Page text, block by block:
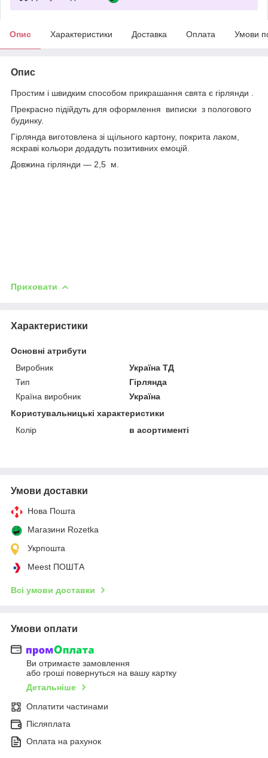
Опис Характеристики Доставка Оплата Умови
Опис
Простим і швидким способом прикрашання свята є гірлянди .
Прекрасно підійдуть для оформлення виписки з пологового
будинку.
Гірлянда виготовлена зі щільного картону, покрита лаком,
яскраві кольори додадуть позитивних емоцій.
Довжина гірлянди — 2,5 м.
Приховати
Характеристики
Основні атрибути
Виробник
Україна ТД
Тип
Гірлянда
Країна виробник
Україна
Користувальницькі характеристики
Колір
в асортименті
Умови доставки
Нова Пошта
Магазини Rozetka
Укрпошта
Meest ПОШТА
Всі умови доставки
Умови оплати
Ви отримаєте замовлення
або гроші повернуться на вашу картку
Детальніше
Оплатити частинами
Післяплата
Оплата на рахунок